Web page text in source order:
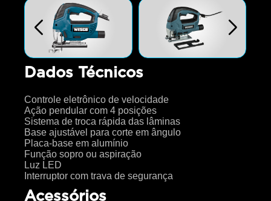
Dados Técnicos
Controle eletrônico de velocidade
Ação pendular com 4 posições
Sistema de troca rápida das lâminas
Base ajustável para corte em ângulo
Placa-base em alumínio
Função sopro ou aspiração
Luz LED
Interruptor com trava de segurança
Acessórios